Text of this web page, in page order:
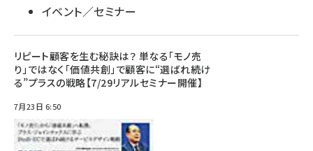
イベント／セミナー
リピート顧客を生む秘訣は？ 単なる「モノ売
り」ではなく「価値共創」で顧客に“選ばれ続け
る”プラスの戦略【7/29リアルセミナー開催】
7月23日 6:50